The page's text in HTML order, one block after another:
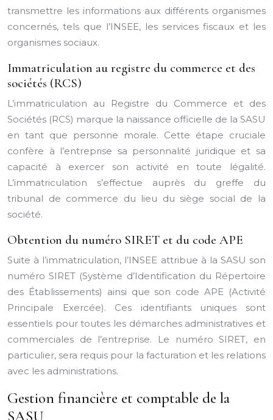
transmettre les informations aux différents organismes
concernés, tels que l’INSEE, les services fiscaux et les
organismes sociaux.
Immatriculation au registre du commerce et des
sociétés (RCS)
L’immatriculation au Registre du Commerce et des
Sociétés (RCS) marque la naissance officielle de la SASU
en tant que personne morale. Cette étape cruciale
confère à l’entreprise sa personnalité juridique et sa
capacité à exercer son activité en toute légalité.
L’immatriculation s’effectue auprès du greffe du
tribunal de commerce du lieu du siège social de la
société.
Obtention du numéro SIRET et du code APE
Suite à l’immatriculation, l’INSEE attribue à la SASU son
numéro SIRET (Système d’Identification du Répertoire
des Établissements) ainsi que son code APE (Activité
Principale Exercée). Ces identifiants uniques sont
essentiels pour toutes les démarches administratives et
commerciales de l’entreprise. Le numéro SIRET, en
particulier, sera requis pour la facturation et les relations
avec les administrations.
Gestion financière et comptable de la
SASU